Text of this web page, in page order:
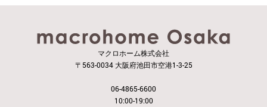
マクロホーム株式会社
〒563-0034 大阪府池田市空港1-3-25
06-4865-6600
10:00-19:00